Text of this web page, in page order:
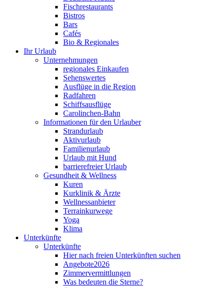
Fischrestaurants
Bistros
Bars
Cafés
Bio & Regionales
Ihr Urlaub
Unternehmungen
regionales Einkaufen
Sehenswertes
Ausflüge in die Region
Radfahren
Schiffsausflüge
Carolinchen-Bahn
Informationen für den Urlauber
Strandurlaub
Aktivurlaub
Familienurlaub
Urlaub mit Hund
barrierefreier Urlaub
Gesundheit & Wellness
Kuren
Kurklinik & Ärzte
Wellnessanbieter
Terrainkurwege
Yoga
Klima
Unterkünfte
Unterkünfte
Hier nach freien Unterkünften suchen
Angebote2026
Zimmervermittlungen
Was bedeuten die Sterne?